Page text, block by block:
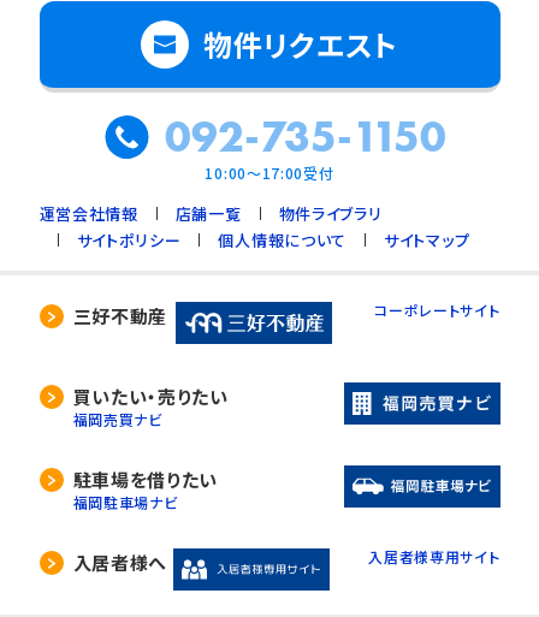
物件リクエスト
092-735-1150
10:00～17:00受付
運営会社情報 店舗一覧
物件ライブラリ
サイトポリシー
個人情報について サイトマップ
三好不動産 コーポレートサイト
買いたい・売りたい
福岡売買ナビ
駐車場を借りたい
福岡駐車場ナビ
入居者様へ 入居者様専用サイト